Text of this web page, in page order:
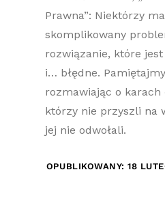
Prawna”: Niektórzy
skomplikowany
rozwiązanie, które
i… błędne.
rozmawiając o karach
którzy nie przyszli na
jej nie odwołali.
OPUBLIKOWANY: 18